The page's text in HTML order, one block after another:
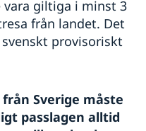
Nordmakedonien?
till Nordmakedonien
giltiga i minst 3
från landet. Det
provisoriskt
Sverige måste
passlagen alltid